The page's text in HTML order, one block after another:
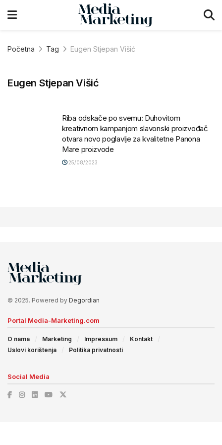
Početna Tag Eugen Stjepan Višić
Eugen Stjepan Višić
Riba odskače po svemu: Duhovitom
kreativnom kampanjom slavonski proizvođač
otvara novo poglavlje za kvalitetne Panona
Mare proizvode
25/08/2023
© 2025. Powered by Degordian
Portal Media-Marketing.com
O nama Marketing Impressum
Kontakt
Uslovi korištenja
Politika privatnosti
Social Media